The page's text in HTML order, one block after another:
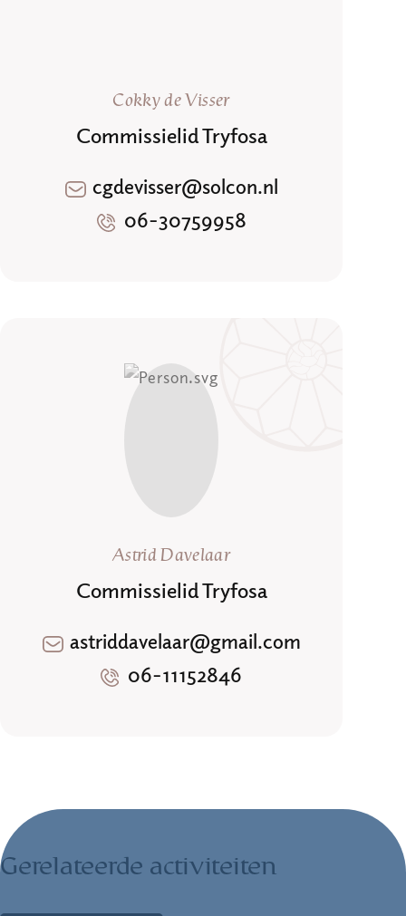
Cokky de Visser
Commissielid Tryfosa
cgdevisser@solcon.nl
06-30759958
Astrid Davelaar
Commissielid Tryfosa
astriddavelaar@gmail.com
06-11152846
Gerelateerde activiteiten